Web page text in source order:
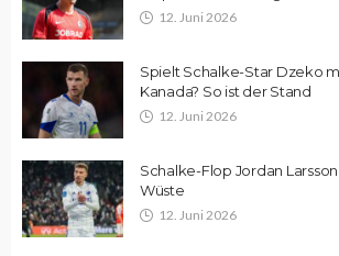
12. Juni 2026
Spielt Schalke-Star Dzeko
Kanada? So ist der Stand
12. Juni 2026
Schalke-Flop Jordan
Wüste
12. Juni 2026